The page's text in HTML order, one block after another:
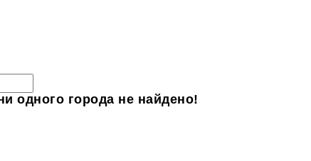
одного города не найдено!